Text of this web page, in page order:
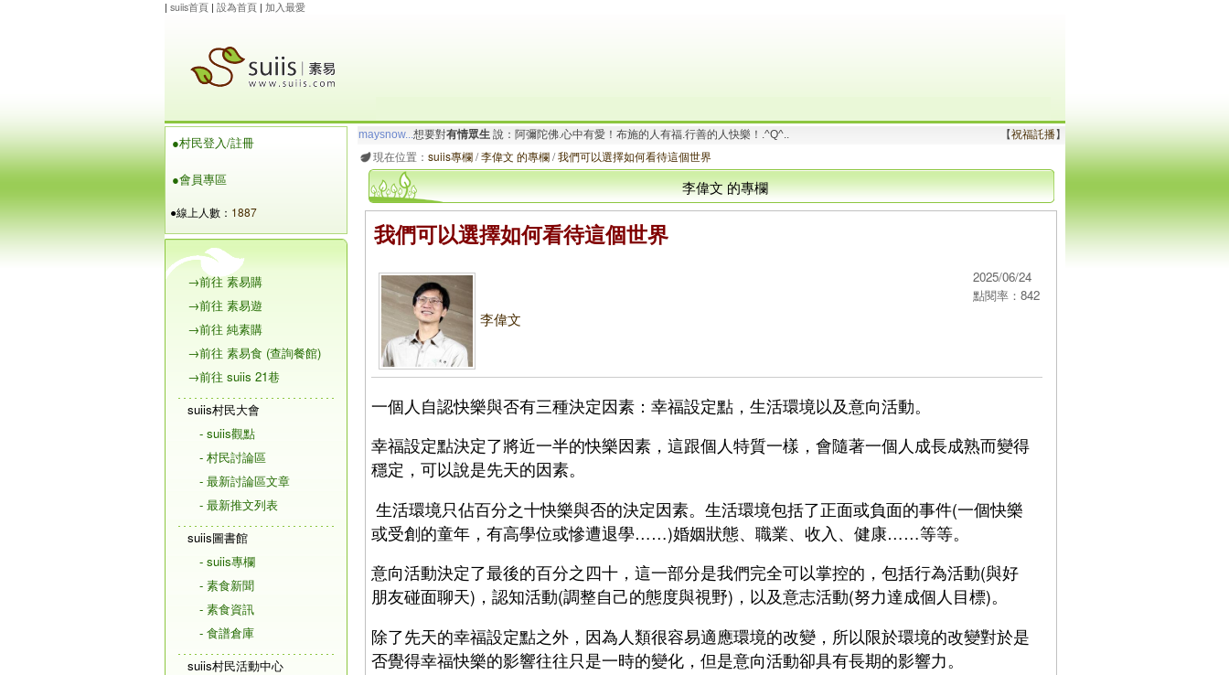
| suiis首頁| 設為首頁| 加入最愛
●村民登入/註冊
●會員專區
●線上人數： 1887
→前往 素易購
→前往 素易遊
→前往 純素購
→前往 素易食 (查詢餐館)
→前往 suiis 21巷
suiis村民大會
- suiis觀點
- 村民討論區
- 最新討論區文章
- 最新推文列表
suiis圖書館
- suiis專欄
- 素食新聞
- 素食資訊
- 食譜倉庫
suiis村民活動中心
maysnow...想要對有情眾生 說：阿彌陀佛.心中有愛！布施的人有福.行善的人快樂！.^Q^..
玲瓏虹想要對 有情眾生說：阿彌陀佛.一切唯心造！啟動善的循環.創造幸福無限！_/_
【祝福託播】
現在位置： suiis專欄/李偉文 的專欄/我們可以選擇如何看待這個世界
李偉文 的專欄
我們可以選擇如何看待這個世界
李偉文
2025/06/24
點閱率：842
一個人自認快樂與否有三種決定因素：幸福設定點，生活環境以及意向活動。
幸福設定點決定了將近一半的快樂因素，這跟個人特質一樣，會隨著一個人成長成熟而變得
穩定，可以說是先天的因素。
生活環境只佔百分之十快樂與否的決定因素。生活環境包括了正面或負面的事件(一個快樂
或受創的童年，有高學位或慘遭退學……)婚姻狀態、職業、收入、健康……等等。
意向活動決定了最後的百分之四十，這一部分是我們完全可以掌控的，包括行為活動(與好
朋友碰面聊天)，認知活動(調整自己的態度與視野)，以及意志活動(努力達成個人目標)。
除了先天的幸福設定點之外，因為人類很容易適應環境的改變，所以限於環境的改變對於是
否覺得幸福快樂的影響往往只是一時的變化，但是意向活動卻具有長期的影響力。